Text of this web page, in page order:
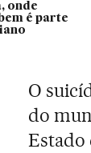
onde
é parte
O
do
Estado